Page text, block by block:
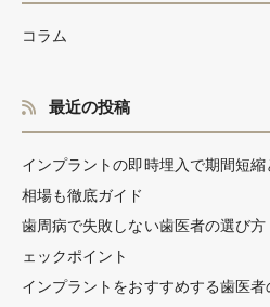
コラム
最近の投稿
インプラントの即時埋入で期間短
相場も徹底ガイド
歯周病で失敗しない歯医者の選び
ェックポイント
インプラントをおすすめする歯医